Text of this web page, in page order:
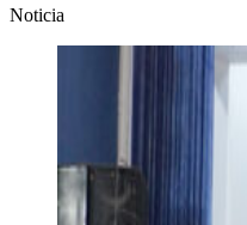
Noticia